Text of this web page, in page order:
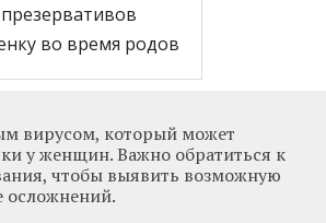
во время родов
вирусом, который может
у женщин. Важно обратиться к
чтобы выявить возможную
осложнений.